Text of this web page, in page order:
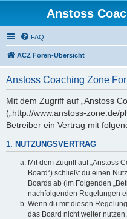
Anstoss
FAQ
ACZ Foren-Übersicht
Anstoss Coaching Zone
Mit dem Zugriff auf „Anstoss
(„http://www.anstoss-zone.de/
Betreiber ein Vertrag mit
1. NUTZUNGSVERTRAG
Mit dem Zugriff auf „Anstoss
Board“) schließt du einen
Boards ab (im Folgenden
nachfolgenden Regelungen
Wenn du mit diesen
das Board nicht weiter